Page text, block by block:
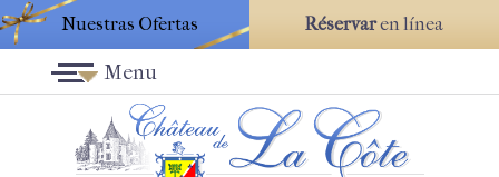
Nuestras Ofertas Réservaren línea
Menu